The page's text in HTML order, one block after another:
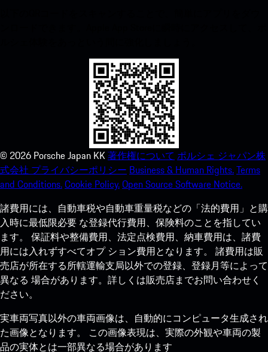
© 2026 Porsche Japan KK著作権について ポルシェ ジャパン株
式会社 プライバシーポリシー Business & Human Rights.Terms
and Conditions.Cookie Policy.Open Source Software Notice.
諸費用には、自動車税や自動車重量税などの「法的費用」と購
入時に最低限必要 な登録代行費用、保険料のことを指してい
ます。 保証料や整備費用、法定点検費用、納車費用は、諸費
用には入れずすべてオプ ション費用となります。 諸費用は販
売店が所在する所轄運輸支局以外での登録、登録月等によって
異なる 場合があります。詳しくは販売店までお問い合わせく
ださい。
実車両写真以外の車両画像は、自動的にコンピュータ生成され
た画像となります。 この画像表現は、実際の外観や車両の製
品の実体とは一部異なる場合があります